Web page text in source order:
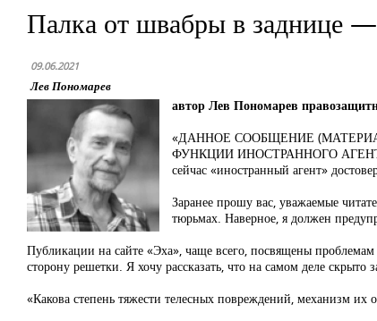
Палка от швабры в заднице
09.06.2021
Лев Пономарев
автор Лев Пономарев
«ДАННОЕ СООБЩЕНИЕ
ФУНКЦИИ ИНОСТРАННОГО
сейчас «иностранный агент»
Заранее прошу вас, уважаемые
тюрьмах. Наверное, я должен
Публикации на сайте «Эха», чаще всего, посвящены
сторону решетки. Я хочу рассказать, что на самом деле скрыто
«Какова степень тяжести телесных повреждений, механизм их